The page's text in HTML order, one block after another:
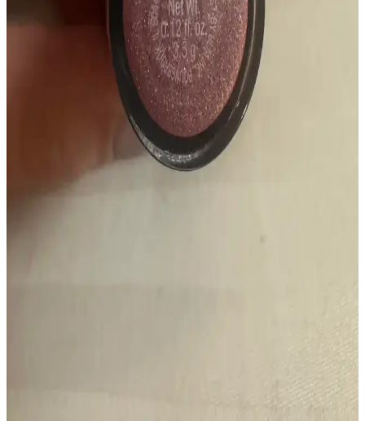
Soğuk ve Sıcak Tonlu Ruj Seçimi: Cilt Tonunuza
Uygun Renk ve Yoğunluk Rehberi
Soğuk ve sıcak tonlu rujlar arasındaki farkları ve cilt tonuna göre en
uygun renk ve yoğunluk seçimlerini öğrenin. Doğru ruj seçimiyle
yüzünüzü daha canlı ve sağlıklı gösterebilirsiniz.
Fwee Dual Coloring Lip Tint ve Ruj İncelemesi:
Yenilikçi İkili Dudak Ürünü Özellikleri ve
Performansı
Ulta Beauty Collection Lipstick #210: 90'lar Esintili